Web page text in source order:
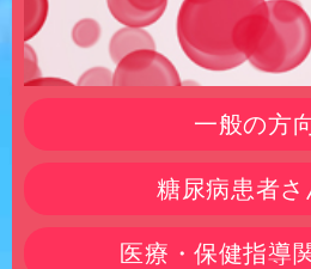
一般の方
糖尿病患者さ
医療・保健指導